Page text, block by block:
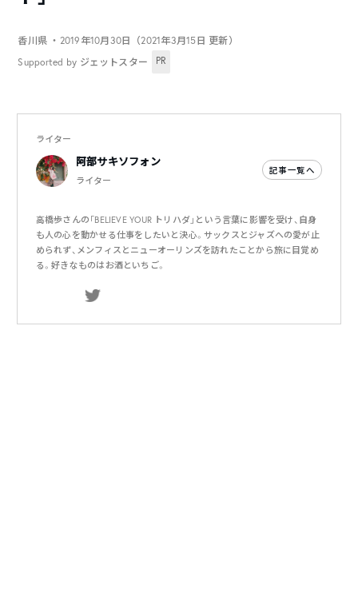
香川県 ・2019年10月30日（2021年3月15日 更新）
Supported by ジェットスター
PR
ライター
阿部サキソフォン
ライター
記事一覧へ
高橋歩さんの「BELIEVE YOUR トリハダ」という言葉に影響を受け、自身
も人の心を動かせる仕事をしたいと決心。サックスとジャズへの愛が止
められず、メンフィスとニューオーリンズを訪れたことから旅に目覚め
る。好きなものはお酒といちご。